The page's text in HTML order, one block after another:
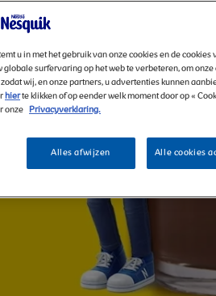
u in met het gebruik van onze cookies en de cookies
surfervaring op het web te verbeteren, om onze
wij, en onze partners, u advertenties kunnen
hierte klikken of op eender welk moment door op «
onze Privacyverklaring.
Alles afwijzen Alle cookies